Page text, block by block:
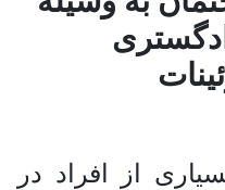
از افراد در